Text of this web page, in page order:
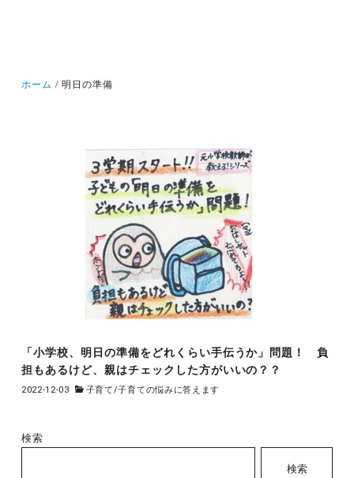
ホーム 明日の準備
「小学校、明日の準備をどれくらい手伝うか」問題！ 負
担もあるけど、親はチェックした方がいいの？？
2022-12-03 子育て/子育ての悩みに答えます
検索
検索